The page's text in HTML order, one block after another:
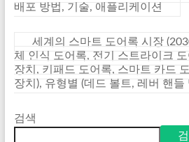
배포 방법, 기술, 애플리케이션
세계의 스마트 도어록 시장
체 인식 도어록, 전기 스트라이크
장치, 키패드 도어록, 스마트 카드
장치), 유형별 (데드 볼트, 레버 핸들
검색